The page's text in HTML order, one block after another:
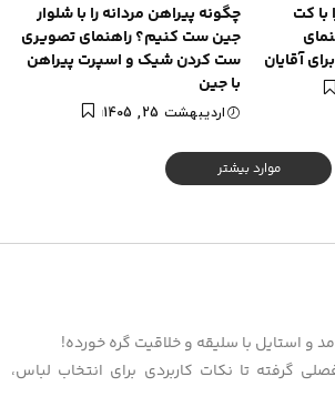
با کت
آقایان
چگونه پیراهن مردانه را با شلوار
جین ست کنیم؟ راهنمای تصویری
ست کردن شیک و اسپرت پیراهن
با جین
اردیبهشت 25, 1405
موارد بیشتر
و استایل با سلیقه و خلاقیت گره خورده!
گرفته تا نکات کاربردی برای انتخاب لباس،